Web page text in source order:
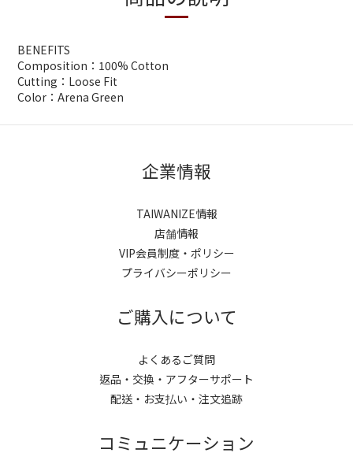
BENEFITS
Composition：100% Cotton
Cutting：Loose Fit
Color：Arena Green
企業情報
TAIWANIZE情報
店舗情報
VIP会員制度・ポリシー
プライバシーポリシー
ご購入について
よくあるご質問
返品・交換・アフターサポート
配送・お支払い・注文追跡
コミュニケーション